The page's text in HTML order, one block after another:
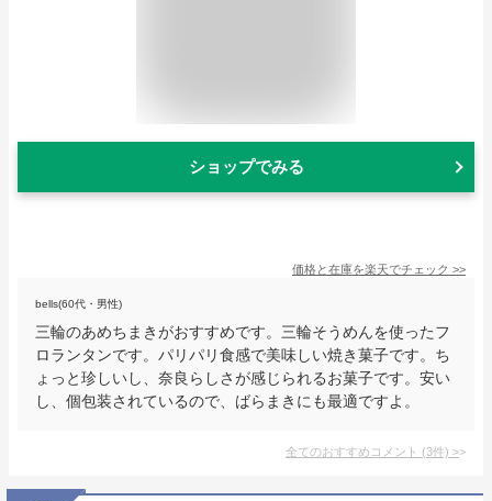
ショップでみる
価格と在庫を楽天でチェック >>
bells(60代・男性)
三輪のあめちまきがおすすめです。三輪そうめんを使ったフ
ロランタンです。パリパリ食感で美味しい焼き菓子です。ち
ょっと珍しいし、奈良らしさが感じられるお菓子です。安い
し、個包装されているので、ばらまきにも最適ですよ。
全てのおすすめコメント (3件) >